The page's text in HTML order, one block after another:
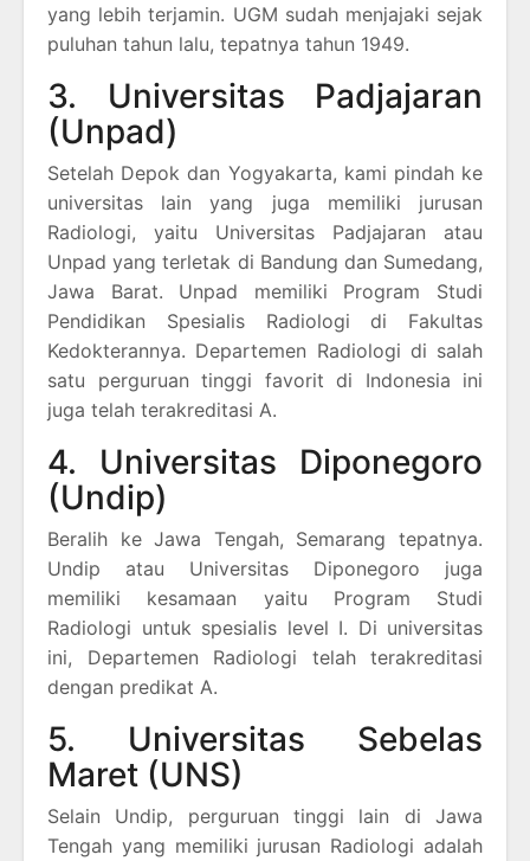
yang lebih terjamin. UGM sudah menjajaki sejak
puluhan tahun lalu, tepatnya tahun 1949.
3. Universitas Padjajaran
(Unpad)
Setelah Depok dan Yogyakarta, kami pindah ke
universitas lain yang juga memiliki jurusan
Radiologi, yaitu Universitas Padjajaran atau
Unpad yang terletak di Bandung dan Sumedang,
Jawa Barat. Unpad memiliki Program Studi
Pendidikan Spesialis Radiologi di Fakultas
Kedokterannya. Departemen Radiologi di salah
satu perguruan tinggi favorit di Indonesia ini
juga telah terakreditasi A.
4. Universitas Diponegoro
(Undip)
Beralih ke Jawa Tengah, Semarang tepatnya.
Undip atau Universitas Diponegoro juga
memiliki kesamaan yaitu Program Studi
Radiologi untuk spesialis level I. Di universitas
ini, Departemen Radiologi telah terakreditasi
dengan predikat A.
5. Universitas Sebelas
Maret (UNS)
Selain Undip, perguruan tinggi lain di Jawa
Tengah yang memiliki jurusan Radiologi adalah